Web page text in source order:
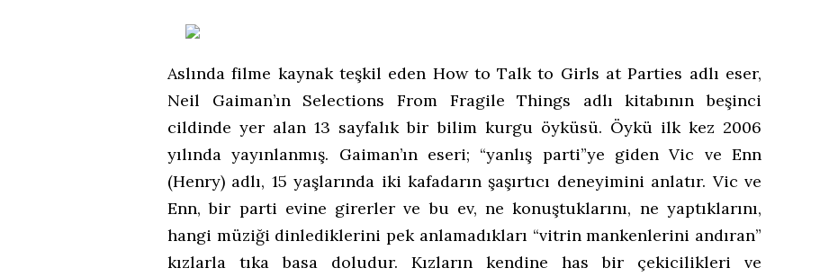
Aslında filme kaynak teşkil eden How to Talk to Girls at Parties adlı eser,
Neil Gaiman’ın Selections From Fragile Things adlı kitabının beşinci
cildinde yer alan 13 sayfalık bir bilim kurgu öyküsü. Öykü ilk kez 2006
yılında yayınlanmış. Gaiman’ın eseri; “yanlış parti”ye giden Vic ve Enn
(Henry) adlı, 15 yaşlarında iki kafadarın şaşırtıcı deneyimini anlatır. Vic ve
Enn, bir parti evine girerler ve bu ev, ne konuştuklarını, ne yaptıklarını,
hangi müziği dinlediklerini pek anlamadıkları “vitrin mankenlerini andıran”
kızlarla tıka basa doludur. Kızların kendine has bir çekicilikleri ve